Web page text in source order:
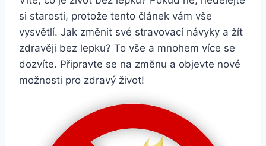
si starosti, protože tento článek vám vše
vysvětlí. Jak změnit své stravovací návyky a žít
zdravěji bez lepku? To vše a mnohem více se
dozvíte. Připravte se na změnu a objevte nové
možnosti pro zdravý život!